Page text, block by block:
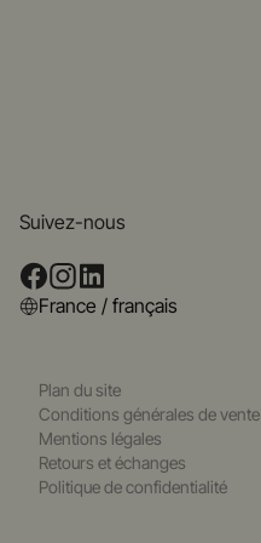
Suivez-nous
France / français
Plan du site
Conditions générales de vente
Mentions légales
Retours et échanges
Politique de confidentialité